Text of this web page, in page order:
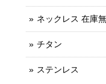
ネックレス 在庫
チタン
ステンレス